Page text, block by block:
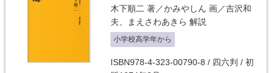
木下順二 著／かみやしん 画／吉沢和
夫
まえさわあきら 解説
小学校高学年から
ISBN978-4-323-00790-8 / 四六判 / 初